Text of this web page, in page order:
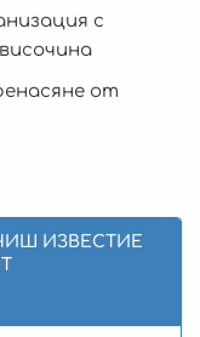
с
от
ИЗВЕСТИЕ